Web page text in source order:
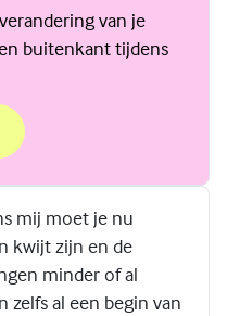
van je
buitenkant tijdens
verandert in de puberteit.
mij moet je nu
kwijt zijn en de
minder of al
zelfs al een begin van